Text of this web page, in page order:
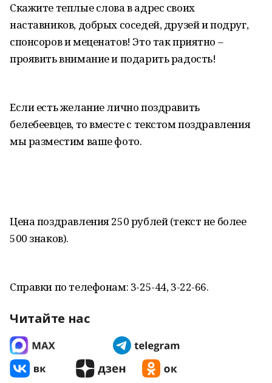
Скажите теплые слова в адрес своих
наставников, добрых соседей, друзей и подруг,
спонсоров и меценатов! Это так приятно –
проявить внимание и подарить радость!
Если есть желание лично поздравить
белебеевцев, то вместе с текстом поздравления
мы разместим ваше фото.
Цена поздравления 250 рублей (текст не более
500 знаков).
Справки по телефонам: 3-25-44, 3-22-66.
Читайте нас